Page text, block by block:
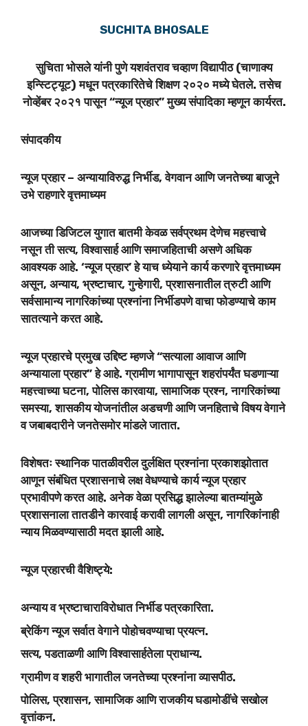
SUCHITA BHOSALE
सुचिता भोसले यांनी पुणे यशवंतराव चव्हाण विद्यापीठ (चाणाक्य
इन्स्टिट्यूट) मधून पत्रकारितेचे शिक्षण २०२० मध्ये घेतले. तसेच
नोव्हेंबर २०२१ पासून “न्यूज प्रहार” मुख्य संपादिका म्हणून कार्यरत.
संपादकीय
न्यूज प्रहार – अन्यायाविरुद्ध निर्भीड, वेगवान आणि जनतेच्या बाजूने
उभे राहणारे वृत्तमाध्यम
आजच्या डिजिटल युगात बातमी केवळ सर्वप्रथम देणेच महत्त्वाचे
नसून ती सत्य, विश्वासार्ह आणि समाजहिताची असणे अधिक
आवश्यक आहे. ‘न्यूज प्रहार’ हे याच ध्येयाने कार्य करणारे वृत्तमाध्यम
असून, अन्याय, भ्रष्टाचार, गुन्हेगारी, प्रशासनातील त्रुटी आणि
सर्वसामान्य नागरिकांच्या प्रश्नांना निर्भीडपणे वाचा फोडण्याचे काम
सातत्याने करत आहे.
न्यूज प्रहारचे प्रमुख उद्दिष्ट म्हणजे “सत्याला आवाज आणि
अन्यायाला प्रहार” हे आहे. ग्रामीण भागापासून शहरांपर्यंत घडणाऱ्या
महत्त्वाच्या घटना, पोलिस कारवाया, सामाजिक प्रश्न, नागरिकांच्या
समस्या, शासकीय योजनांतील अडचणी आणि जनहिताचे विषय वेगाने
व जबाबदारीने जनतेसमोर मांडले जातात.
विशेषतः स्थानिक पातळीवरील दुर्लक्षित प्रश्नांना प्रकाशझोतात
आणून संबंधित प्रशासनाचे लक्ष वेधण्याचे कार्य न्यूज प्रहार
प्रभावीपणे करत आहे. अनेक वेळा प्रसिद्ध झालेल्या बातम्यांमुळे
प्रशासनाला तातडीने कारवाई करावी लागली असून, नागरिकांनाही
न्याय मिळवण्यासाठी मदत झाली आहे.
न्यूज प्रहारची वैशिष्ट्ये:
अन्याय व भ्रष्टाचाराविरोधात निर्भीड पत्रकारिता.
ब्रेकिंग न्यूज सर्वात वेगाने पोहोचवण्याचा प्रयत्न.
सत्य, पडताळणी आणि विश्वासार्हतेला प्राधान्य.
ग्रामीण व शहरी भागातील जनतेच्या प्रश्नांना व्यासपीठ.
पोलिस, प्रशासन, सामाजिक आणि राजकीय घडामोडींचे सखोल
वृत्तांकन.